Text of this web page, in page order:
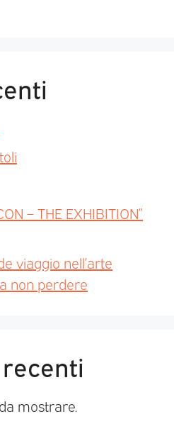
– THE EXHIBITION”
viaggio nell’arte
non perdere
mostrare.